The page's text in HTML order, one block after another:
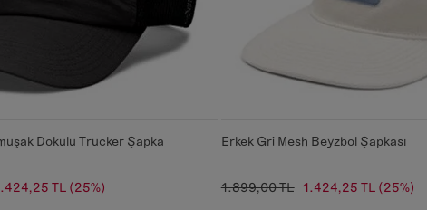
Dokulu Trucker Şapka
TL (25%)
Erkek Gri Mesh Beyzbol Şapkası
1.899,00 TL 1.424,25 TL (25%)